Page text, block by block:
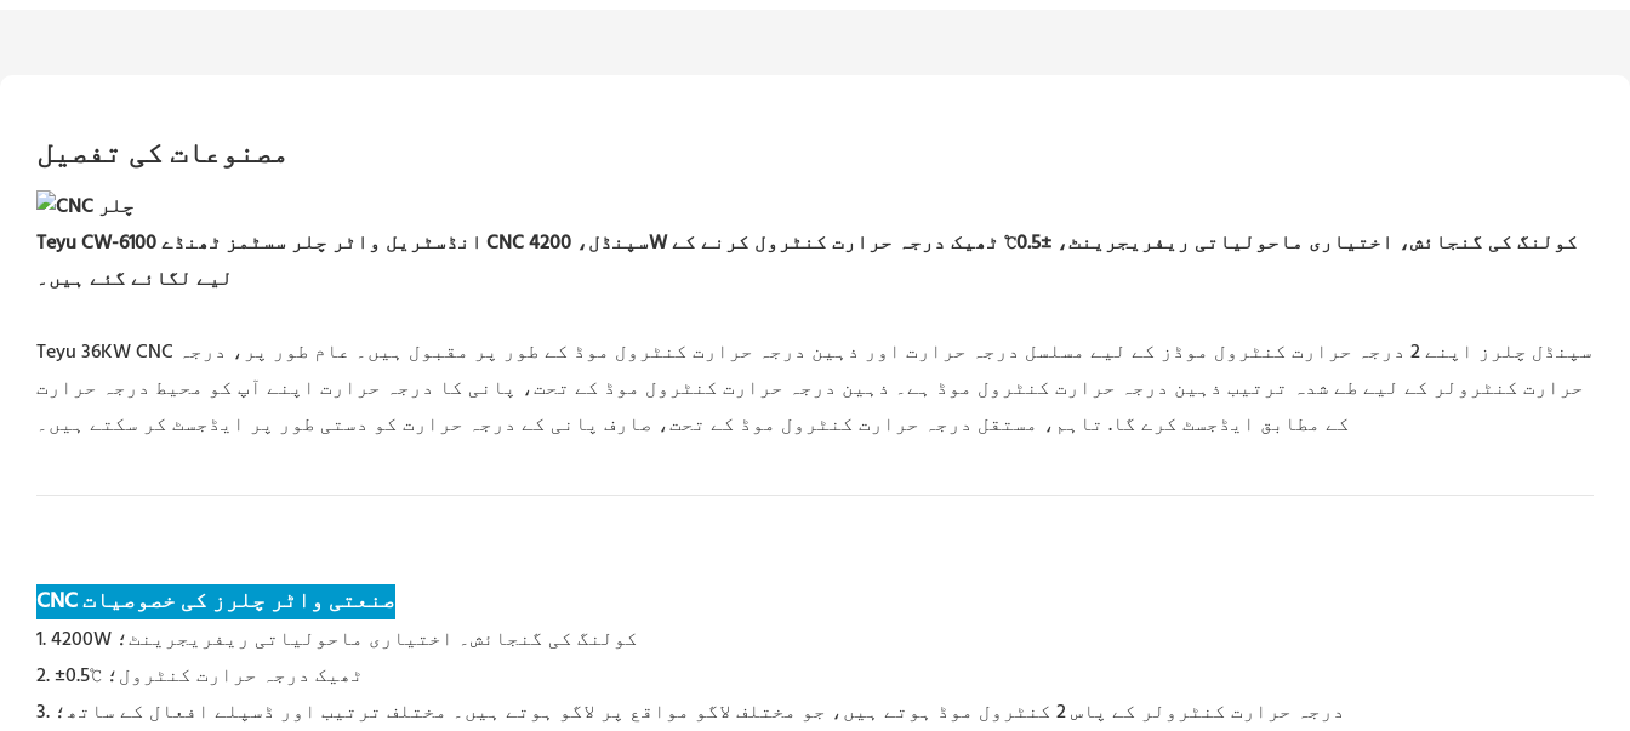
مصنوعات کی تفصیل
Teyu CW-6100 انڈسٹریل واٹر چلر سسٹمز ٹھنڈے CNC سپنڈل، 4200W کولنگ کی گنجائش، اختیاری ماحولیاتی ریفریجرینٹ،
±0.5℃ ٹھیک درجہ حرارت کنٹرول کرنے کے
لیے لگائے گئے ہیں۔
Teyu 36KW CNC سپنڈل چلرز اپنے 2 درجہ حرارت کنٹرول موڈز کے لیے مسلسل درجہ حرارت اور ذہین درجہ حرارت کنٹرول موڈ کے طور پر مقبول ہیں۔ عام طور پر، درجہ
حرارت کنٹرولر کے لیے طے شدہ ترتیب ذہین درجہ حرارت کنٹرول موڈ ہے۔ ذہین درجہ حرارت کنٹرول موڈ کے تحت، پانی کا درجہ حرارت اپنے آپ کو محیط درجہ حرارت
کے مطابق ایڈجسٹ کرے گا. تاہم، مستقل درجہ حرارت کنٹرول موڈ کے تحت، صارف پانی کے درجہ حرارت کو دستی طور پر ایڈجسٹ کر سکتے ہیں۔
CNC صنعتی واٹر چلرز کی خصوصیات
1. 4200W کولنگ کی گنجائش۔ اختیاری ماحولیاتی ریفریجرینٹ؛
2. ±0.5℃ ٹھیک درجہ حرارت کنٹرول؛
3. درجہ حرارت کنٹرولر کے پاس 2 کنٹرول موڈ ہوتے ہیں، جو مختلف لاگو مواقع پر لاگو ہوتے ہیں۔ مختلف ترتیب اور ڈسپلے افعال کے ساتھ؛